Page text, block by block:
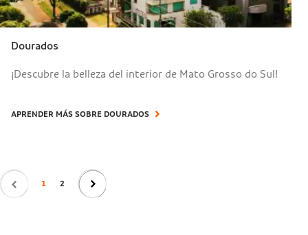
Dourados
¡Descubre la belleza del interior de Mato Grosso do Sul!
APRENDER MÁS SOBRE DOURADOS
1 2
Next ›